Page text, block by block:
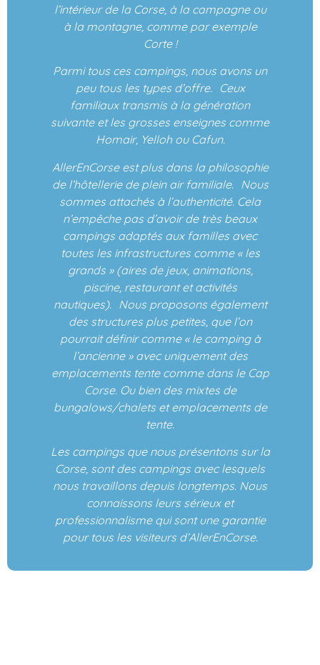
l’intérieur de la Corse, à la campagne ou
à la montagne, comme par exemple
Corte !
Parmi tous ces campings, nous avons un
peu tous les types d’offre. Ceux
familiaux transmis à la génération
suivante et les grosses enseignes comme
Homair, Yelloh ou Cafun.
AllerEnCorse est plus dans la philosophie
de l’hôtellerie de plein air familiale. Nous
sommes attachés à l’authenticité. Cela
n’empêche pas d’avoir de très beaux
campings adaptés aux familles avec
toutes les infrastructures comme « les
grands » (aires de jeux, animations,
piscine, restaurant et activités
nautiques). Nous proposons également
des structures plus petites, que l’on
pourrait définir comme « le camping à
l’ancienne » avec uniquement des
emplacements tente comme dans le Cap
Corse. Ou bien des mixtes de
bungalows/chalets et emplacements de
tente.
Les campings que nous présentons sur la
Corse, sont des campings avec lesquels
nous travaillons depuis longtemps. Nous
connaissons leurs sérieux et
professionnalisme qui sont une garantie
pour tous les visiteurs d’AllerEnCorse.